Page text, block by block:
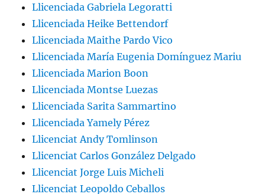
Llicenciada Gabriela Legoratti
Llicenciada Heike Bettendorf
Llicenciada Maithe Pardo Vico
Llicenciada María Eugenia Domínguez Mariu
Llicenciada Marion Boon
Llicenciada Montse Luezas
Llicenciada Sarita Sammartino
Llicenciada Yamely Pérez
Llicenciat Andy Tomlinson
Llicenciat Carlos González Delgado
Llicenciat Jorge Luis Micheli
Llicenciat Leopoldo Ceballos